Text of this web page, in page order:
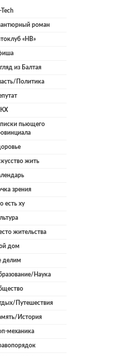
Tech
роман
«НВ»
из Балтая
Политика
пьющего
жить
зрения
есть ху
жительства
дом
делим
Наука
Путешествия
История
механика